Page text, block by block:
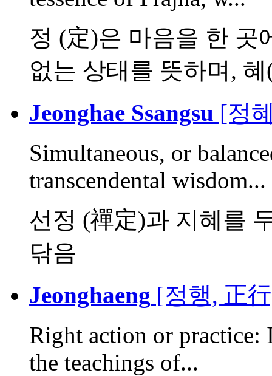
정 (定)은 마음을 한 곳
없는 상태를 뜻하며,
Jeonghae Ssangsu [정
Simultaneous, or
transcendental wisdom...
선정 (禪定)과 지혜를
닦음
Jeonghaeng [정행, 正
Right action or practice:
the teachings of...